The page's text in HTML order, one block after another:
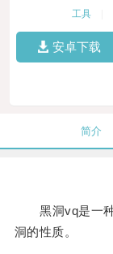
工具
安卓下载
简介
黑洞vq是一种
洞的性质。